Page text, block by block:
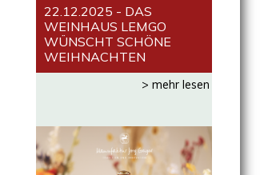
22.12.2025 - DAS
WEINHAUS LEMGO
WÜNSCHT SCHÖNE
WEIHNACHTEN
> mehr lesen